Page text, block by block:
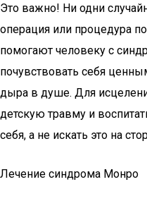
Это важно! Ни одни
операция или процедура
помогают человеку с
почувствовать себя
дыра в душе. Для
детскую травму и
себя, а не искать это на
Лечение синдрома Монро